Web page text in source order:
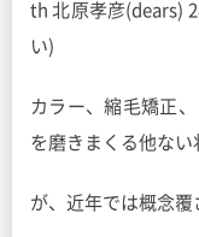
th 北原孝彦(dears)
い)
カラー、縮毛矯正
を磨きまくる他ない
が、近年では概念覆